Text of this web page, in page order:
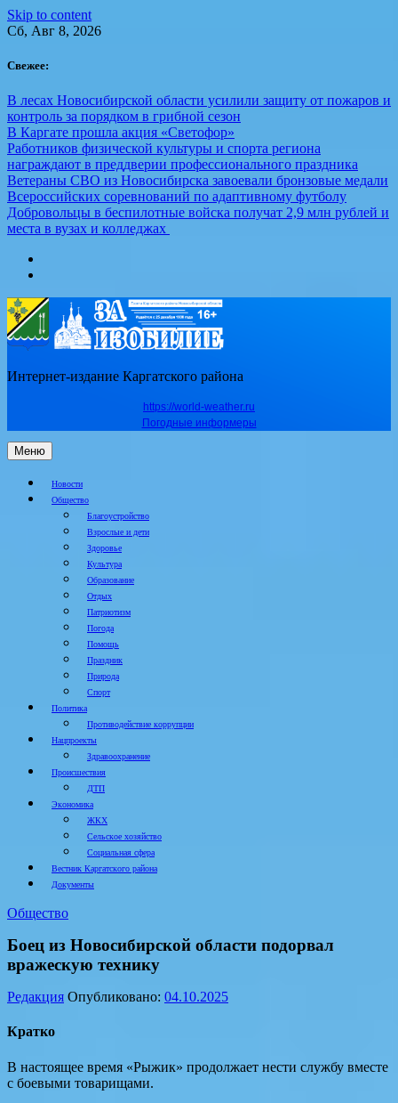
Skip to content
Сб, Авг 8, 2026
Свежее:
В лесах Новосибирской области усилили защиту от пожаров и
контроль за порядком в грибной сезон
В Каргате прошла акция «Светофор»
Работников физической культуры и спорта региона
награждают в преддверии профессионального праздника
Ветераны СВО из Новосибирска завоевали бронзовые медали
Всероссийских соревнований по адаптивному футболу
Добровольцы в беспилотные войска получат 2,9 млн рублей и
места в вузах и колледжах
Интернет-издание Каргатского района
https://world-weather.ru
Погодные информеры
Меню
Новости
Общество
Благоустройство
Взрослые и дети
Здоровье
Культура
Образование
Отдых
Патриотизм
Погода
Помощь
Праздник
Природа
Спорт
Политика
Противодействие коррупции
Нацпроекты
Здравоохранение
Происшествия
ДТП
Экономика
ЖКХ
Сельское хозяйство
Социальная сфера
Вестник Каргатского района
Документы
Общество
Боец из Новосибирской области подорвал
вражескую технику
Редакция Опубликовано: 04.10.2025
Кратко
В настоящее время «Рыжик» продолжает нести службу вместе
с боевыми товарищами.